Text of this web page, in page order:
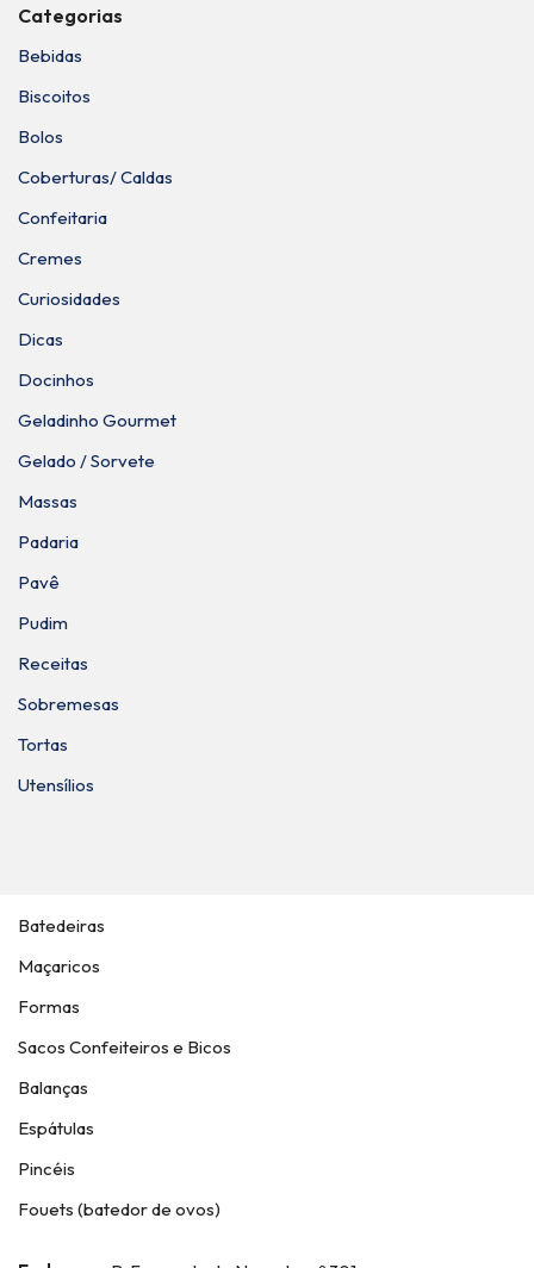
Categorias
Bebidas
Biscoitos
Bolos
Coberturas/ Caldas
Confeitaria
Cremes
Curiosidades
Dicas
Docinhos
Geladinho Gourmet
Gelado / Sorvete
Massas
Padaria
Pavê
Pudim
Receitas
Sobremesas
Tortas
Utensílios
Batedeiras
Maçaricos
Formas
Sacos Confeiteiros e Bicos
Balanças
Espátulas
Pincéis
Fouets (batedor de ovos)